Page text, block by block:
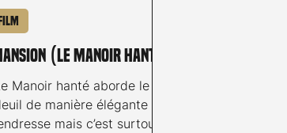
(Le Manoir hanté)
Manoir hanté aborde le
de manière élégante et
mais c’est surtout